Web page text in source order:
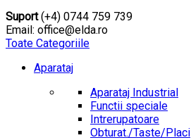
Suport(+4) 0744 759 739
Email: office@elda.ro
Toate Categoriile
Aparataj
Aparataj Industrial
Functii speciale
Intrerupatoare
Obturat./Taste/Placi